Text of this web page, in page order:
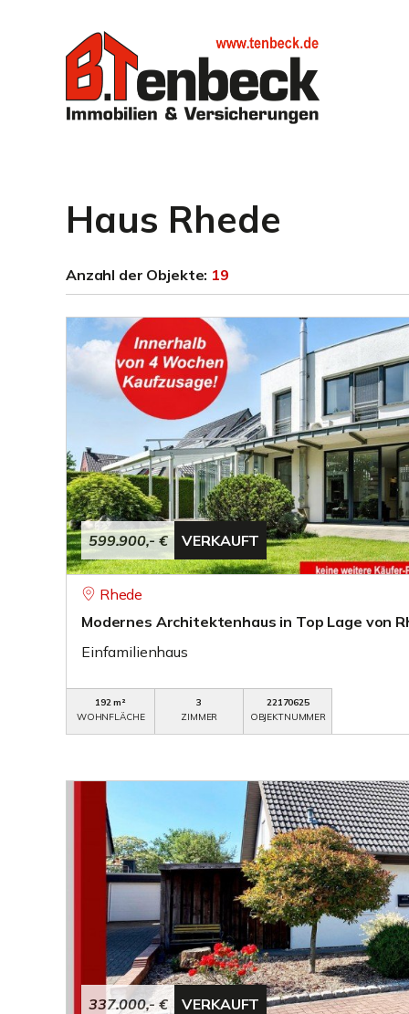
Haus Rhede
Anzahl der Objekte: 19
599.900,- € VERKAUFT
Rhede
Modernes Architektenhaus in Top Lage von
Einfamilienhaus
192 m²
WOHNFLÄCHE
3
ZIMMER
22170625
OBJEKTNUMMER
337.000,- € VERKAUFT